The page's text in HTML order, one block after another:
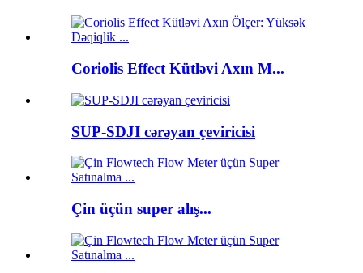
Coriolis Effect Kütləvi Axın M...
SUP-SDJI cərəyan çeviricisi
Çin üçün super alış...